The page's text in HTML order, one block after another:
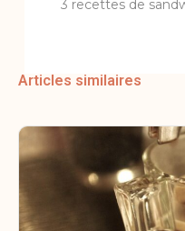
Articles similaires